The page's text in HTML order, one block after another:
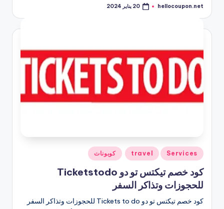
تمّ
بواسطة
hellocoupon.net 20 يناير 2024
نُشر
في
Services
travel كوبونات
كود خصم تيكتس تو دو Ticketstodo
للحجوزات وتذاكر السفر
كود خصم تيكتس تو دو Tickets to do للحجوزات وتذاكر السفر